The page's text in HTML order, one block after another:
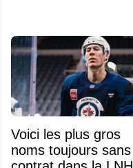
Voici les plus gros
noms toujours sans